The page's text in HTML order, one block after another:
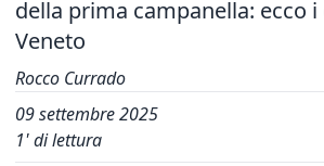
della prima campanella: ecco
Veneto
Rocco Currado
09 settembre 2025
1' di lettura